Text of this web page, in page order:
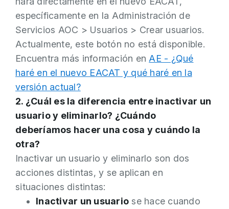
específicamente en la Administración de
Servicios AOC > Usuarios > Crear usuarios.
Actualmente, este botón no está disponible.
Encuentra más información en AE - ¿Qué
haré en el nuevo EACAT y qué haré en la
versión actual?
2. ¿Cuál es la diferencia entre inactivar un
usuario y eliminarlo? ¿Cuándo
deberíamos hacer una cosa y cuándo la
otra?
Inactivar un usuario y eliminarlo son dos
acciones distintas, y se aplican en
situaciones distintas:
Inactivar un usuario se hace cuando